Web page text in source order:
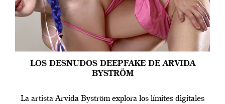
LOS DESNUDOS DEEPFAKE DE ARVIDA
BYSTRÖM
La artista Arvida Byström explora los límites digitales